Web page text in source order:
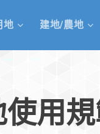
地 建地/農地
用